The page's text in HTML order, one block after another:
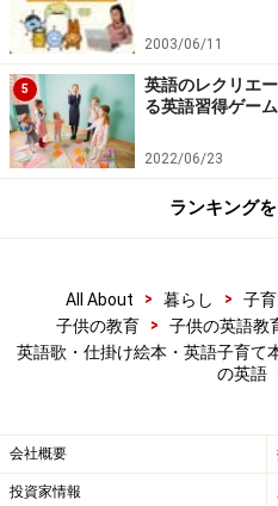
2003/06/11
5
英語のレクリエ
る英語習得ゲーム
2022/06/23
ランキング
All About > 暮らし > 子
子供の教育
> 子供の英語教
英語歌・仕掛け絵本・英語子育
の英語
会社概要
投資家情報